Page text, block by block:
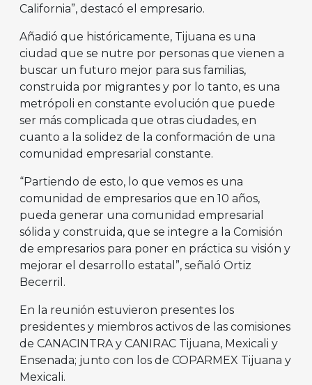
California”, destacó el empresario.
Añadió que históricamente, Tijuana es una
ciudad que se nutre por personas que vienen a
buscar un futuro mejor para sus familias,
construida por migrantes y por lo tanto, es una
metrópoli en constante evolución que puede
ser más complicada que otras ciudades, en
cuanto a la solidez de la conformación de una
comunidad empresarial constante.
“Partiendo de esto, lo que vemos es una
comunidad de empresarios que en 10 años,
pueda generar una comunidad empresarial
sólida y construida, que se integre a la Comisión
de empresarios para poner en práctica su visión y
mejorar el desarrollo estatal”, señaló Ortiz
Becerril.
En la reunión estuvieron presentes los
presidentes y miembros activos de las comisiones
de CANACINTRA y CANIRAC Tijuana, Mexicali y
Ensenada; junto con los de COPARMEX Tijuana y
Mexicali.